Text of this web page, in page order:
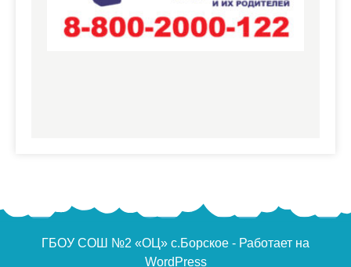
ГБОУ СОШ №2 «ОЦ» с.Борское - Работает на
WordPress